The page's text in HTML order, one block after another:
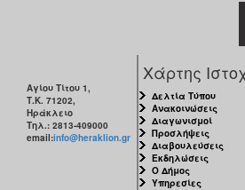
Αγίου Τίτου 1,
Τ.Κ. 71202,
Ηράκλειο
Τηλ.: 2813-409000
email:info@heraklion.gr
Χάρτης
Δελτία Τύπου
Ανακοινώσεις
Διαγωνισμοί
Προσλήψεις
Διαβουλεύσεις
Εκδηλώσεις
Ο Δήμος
Υπηρεσίες